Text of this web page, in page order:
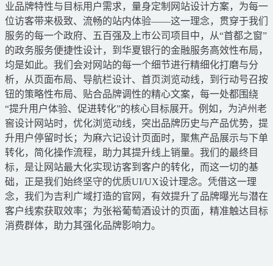
业品牌特性与目标用户需求，量身定制网站设计方案，为每一
位访客带来极致、流畅的站内体验——这一理念，贯穿于我们
服务的每一个政府、五百强及上市公司项目中，从“首都之窗”
的政务服务便捷性设计，到华夏银行的金融服务高效性布局，
均是如此。我们会对网站的每一个细节进行精细化打磨与分
析，从页面布局、导航栏设计、首页浏览动线，到行动号召按
钮的策略性布局、贴合品牌调性的精心文案，每一处都围绕
“提升用户体验、促进转化”的核心目标展开。例如，为泸州老
窖设计网站时，优化浏览动线，突出品牌历史与产品优势，提
升用户停留时长；为麻六记设计页面时，聚焦产品展示与下单
转化，简化操作流程，助力其提升线上销量。我们的最终目
标，是让网站最大化实现访客到客户的转化，而这一切的基
础，正是我们始终坚守的优质UI/UX设计理念。凭借这一理
念，我们为吉利广域打造的官网，有效提升了品牌曝光与潜在
客户线索获取效率；为张裕葡萄酒设计的页面，精准触达目标
消费群体，助力其强化品牌影响力。